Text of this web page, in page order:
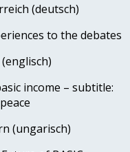
(deutsch)
to the debates
income – subtitle:
(ungarisch)